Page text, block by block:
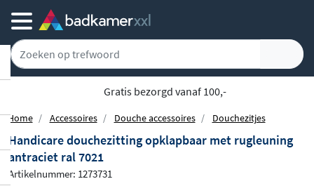
Achteraf of gespreid betalen
Home Accessoires Douche accessoires Douchezitjes
Handicare douchezitting opklapbaar met rugleuning
antraciet ral 7021
Artikelnummer: 1273731